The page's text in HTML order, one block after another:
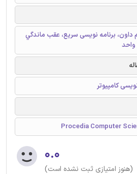
برنامه نویسی سریع، عقب ماندگي
کامپیوتر
۰.۰
(هنوز امتیازی ثبت نشده است)